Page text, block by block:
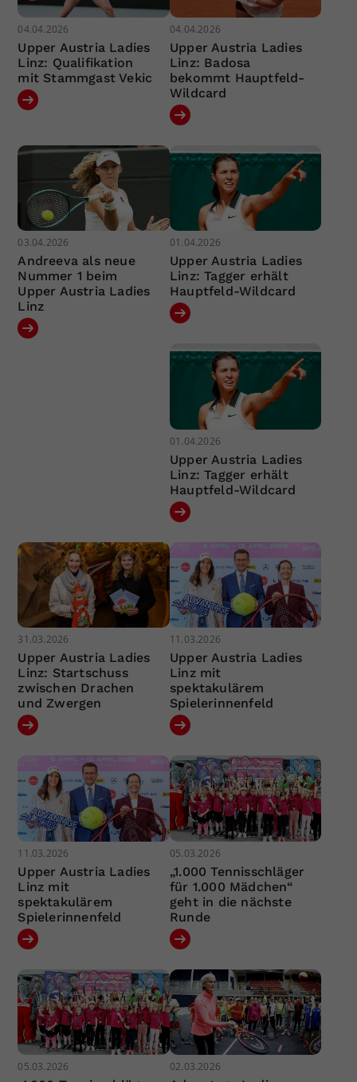
04.04.2026
Upper Austria Ladies
Linz: Qualifikation
mit Stammgast Vekic
04.04.2026
Upper Austria Ladies
Linz: Badosa
bekommt Hauptfeld-
Wildcard
03.04.2026
Andreeva als neue
Nummer 1 beim
Upper Austria Ladies
Linz
01.04.2026
Upper Austria Ladies
Linz: Tagger erhält
Hauptfeld-Wildcard
01.04.2026
Upper Austria Ladies
Linz: Tagger erhält
Hauptfeld-Wildcard
31.03.2026
Upper Austria Ladies
Linz: Startschuss
zwischen Drachen
und Zwergen
11.03.2026
Upper Austria Ladies
Linz mit
spektakulärem
Spielerinnenfeld
11.03.2026
Upper Austria Ladies
Linz mit
spektakulärem
Spielerinnenfeld
05.03.2026
„1.000 Tennisschläger
für 1.000 Mädchen“
geht in die nächste
Runde
05.03.2026 02.03.2026